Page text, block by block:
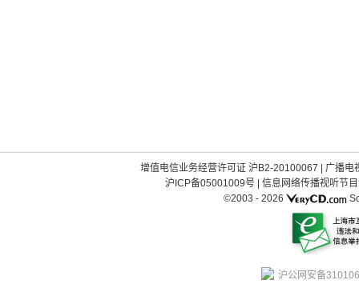
增值电信业务经营许可证 沪B2-20100067
广播电
沪ICP备05001009号| 信息网络传播视听节
©2003 - 2026
沪公网安备